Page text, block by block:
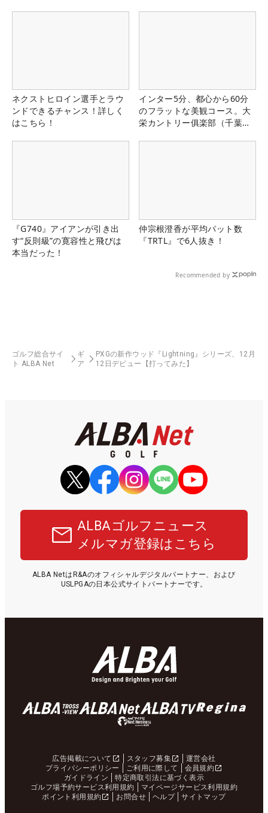
ネクストヒロイン選手とラウ
ンドできるチャンス！詳しく
はこちら！
インター5分、都心から60分
のフラットな美観コース。大
栄カントリー俱楽部（千葉
『G740』アイアンが引き出
す“反則級”の寛容性と飛びは
本当だった！
仲宗根澄香が平均パット数
『TRTL』で6人抜き！
Recommended by
ゴルフ総合サイ
ト ALBA Net
ギ
ア
PXGの新作ウッド『Lightning』シリーズ、12月
12日デビュー【打ってみた】
ALBAゴルフニュース
メルマガ登録はこちら
ALBA NetはR&Aのオフィシャルデジタルパートナー、および
USLPGAの日本公式サイトパートナーです。
広告掲載について スタッフ募集
運営会社
プライバシーポリシー
ご利用に際して
会員規約
ガイドライン
特定商取引法に基づく表示
ゴルフ場予約サービス利用規約
マイページサービス利用規約
ポイント利用規約
お問合せ ヘルプ サイトマップ